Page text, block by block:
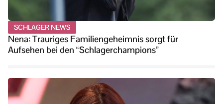
SCHLAGER NEWS
Nena: Trauriges Familiengeheimnis sorgt für
Aufsehen bei den “Schlagerchampions”